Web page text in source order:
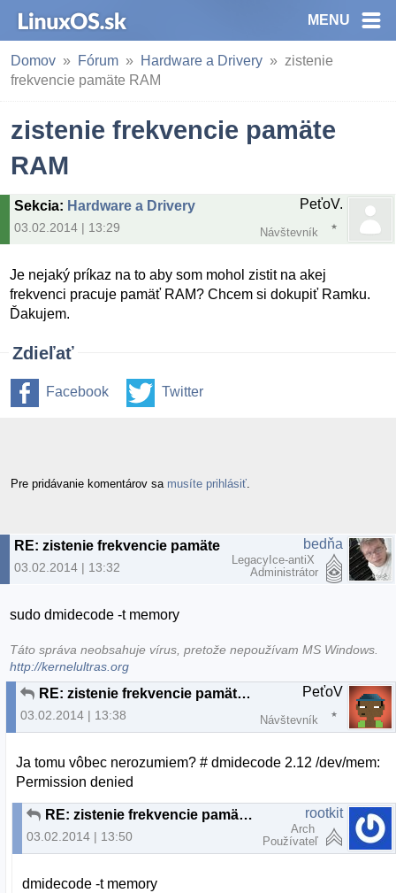
MENU
Domov Fórum Hardware a Drivery
zistenie
frekvencie pamäte RAM
zistenie frekvencie pamäte
RAM
Sekcia: Hardware a Drivery
03.02.2014 | 13:29
PeťoV.
Návštevník
Je nejaký príkaz na to aby som mohol zistit na akej
frekvenci pracuje pamäť RAM? Chcem si dokupiť Ramku.
Ďakujem.
Zdieľať
Facebook Twitter
Pre pridávanie komentárov sa musíte prihlásiť
03.02.2014 | 13:32
bedňa
LegacyIce-antiX
Administrátor
sudo dmidecode -t memory
Táto správa neobsahuje vírus, pretože nepoužívam MS Windows.
http://kernelultras.org
RE: zistenie frekvencie pamäte RAM
03.02.2014 | 13:38
PeťoV
Návštevník
Ja tomu vôbec nerozumiem? # dmidecode 2.12 /dev/mem:
Permission denied
RE: zistenie frekvencie pamäte RAM
03.02.2014 | 13:50
rootkit
Arch
Používateľ
dmidecode -t memory